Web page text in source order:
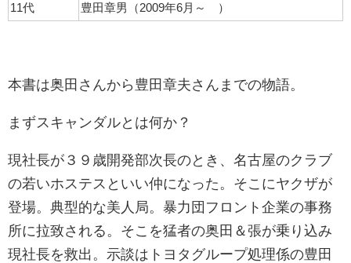
11代
豊田章男（2009年6月～ ）
本書は奥田さんから豊田章夫さんまでの物語。
まずスキャンダルとは何か？
現社長が３９歳開発部次長のとき、名古屋のクラブ
の若いホステスといい仲になった。そこにヤクザが
登場。典型的な美人局。暴力団フロント企業の事務
所に拉致される。そこを猛者の奥田＆張が乗り込み
現社長を救出。示談はトヨタグループ処理係の豊田